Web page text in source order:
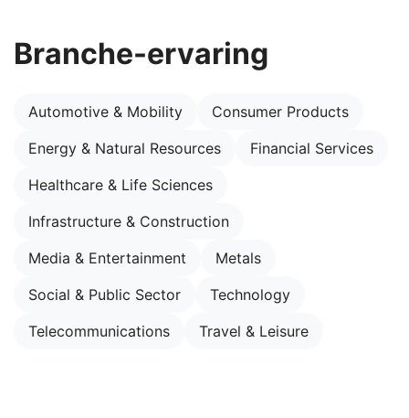
Branche-ervaring
Automotive & Mobility
Consumer Products
Energy & Natural Resources
Financial Services
Healthcare & Life Sciences
Infrastructure & Construction
Media & Entertainment
Metals
Social & Public Sector
Technology
Telecommunications
Travel & Leisure